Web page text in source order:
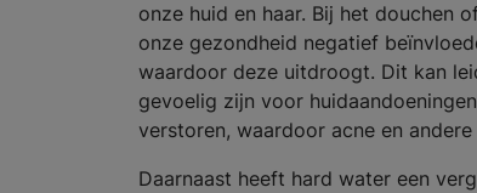
onze huid en haar. Bij het douchen
onze gezondheid negatief
waardoor deze uitdroogt. Dit kan
gevoelig zijn voor
verstoren, waardoor acne en
Daarnaast heeft hard water een